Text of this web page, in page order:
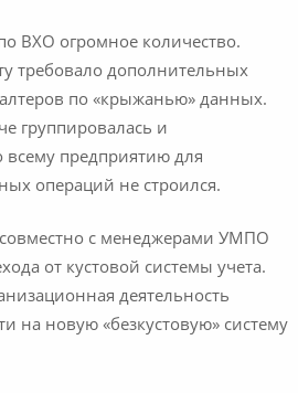
ВХО огромное количество.
требовало дополнительных
по «крыжанью» данных.
группировалась и
всему предприятию для
операций не строился.
с менеджерами УМПО
от кустовой системы учета.
деятельность
на новую «безкустовую» систему